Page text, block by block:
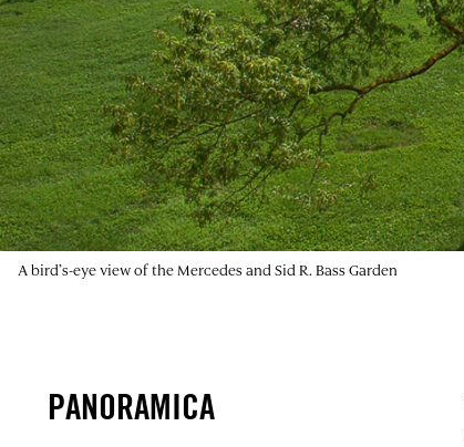
A bird’s-eye view of the Mercedes and Sid R. Bass Garden
PANORAMICA